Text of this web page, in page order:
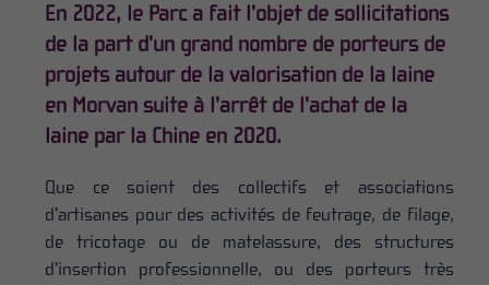
En 2022, le Parc a fait l’objet de sollicitations
de la part d’un grand nombre de porteurs de
projets autour de la valorisation de la laine
en Morvan suite à l’arrêt de l’achat de la
laine par la Chine en 2020.
Que ce soient des collectifs et associations
d’artisanes pour des activités de feutrage, de filage,
de tricotage ou de matelassure, des structures
d’insertion professionnelle, ou des porteurs très